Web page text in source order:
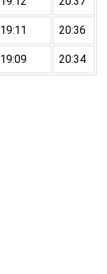
19:11 20:36
19:09 20:34